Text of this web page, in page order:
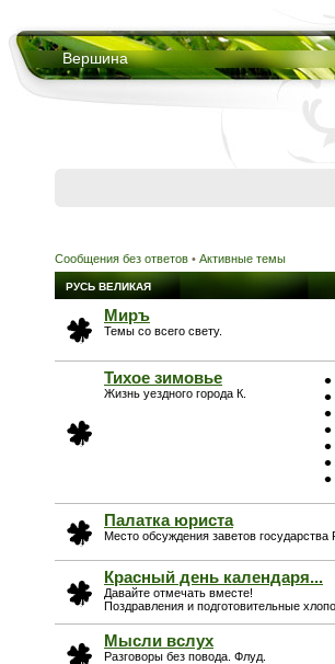
Вершина
Сообщения без ответов • Активные темы
РУСЬ ВЕЛИКАЯ
Миръ
Темы со всего свету.
Тихое зимовье
Жизнь уездного города К.
Палатка юриста
Место обсуждения заветов государства
Красный день календаря...
Давайте отмечать вместе!
Поздравления и подготовительные
Мысли вслух
Разговоры без повода. Флуд.